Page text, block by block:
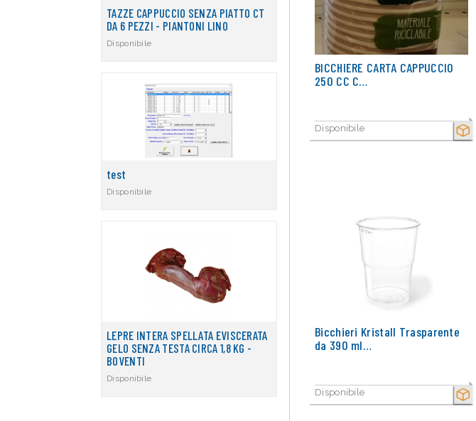
SECCO
BICCHIERE CARTA CAPPUCCIO
250 CC C…
Disponibile
SECCO
Bicchieri Kristall Trasparente
da 390 ml…
Disponibile
TAZZE CAPPUCCIO SENZA PIATTO CT
DA 6 PEZZI - PIANTONI LINO
Disponibile
test
Disponibile
LEPRE INTERA SPELLATA EVISCERATA
GELO SENZA TESTA CIRCA 1,8 KG -
BOVENTI
Disponibile